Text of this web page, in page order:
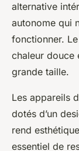
alternative
autonome qui
fonctionner. Le
chaleur douce
grande taille.
Les appareils
dotés d’un
rend
essentiel de